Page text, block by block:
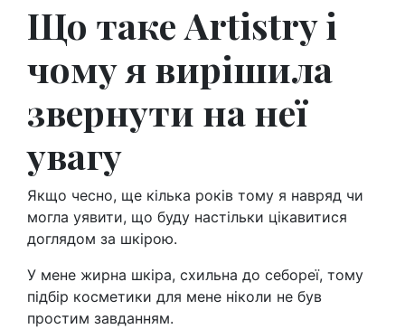
Що таке Artistry і
чому я вирішила
звернути на неї
увагу
Якщо чесно, ще кілька років тому я навряд чи
могла уявити, що буду настільки цікавитися
доглядом за шкірою.
У мене жирна шкіра, схильна до себореї, тому
підбір косметики для мене ніколи не був
простим завданням.